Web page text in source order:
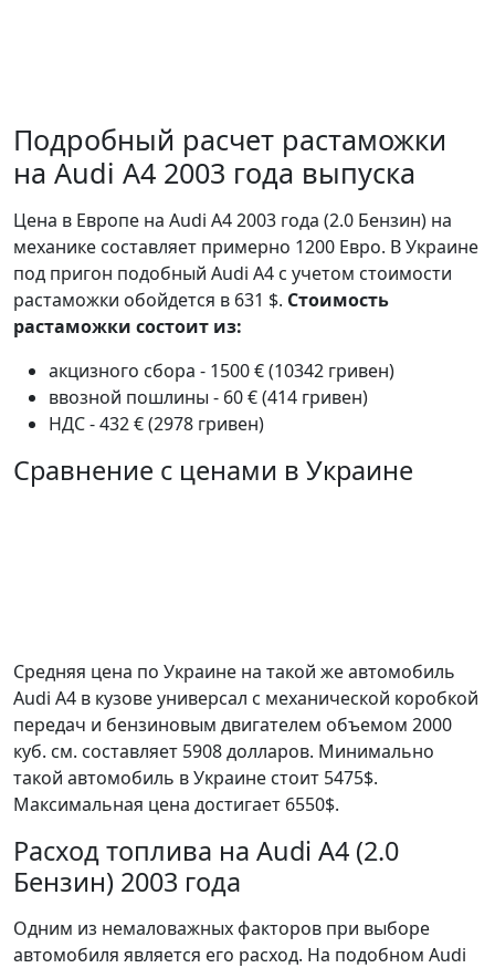
Подробный расчет растаможки
на Audi A4 2003 года выпуска
Цена в Европе на Audi A4 2003 года (2.0 Бензин) на
механике составляет примерно 1200 Евро. В Украине
под пригон подобный Audi A4 с учетом стоимости
растаможки обойдется в 631 $. Стоимость
растаможки состоит из:
акцизного сбора - 1500 € (10342 гривен)
ввозной пошлины - 60 € (414 гривен)
НДС - 432 € (2978 гривен)
Сравнение с ценами в Украине
Средняя цена по Украине на такой же автомобиль
Audi A4 в кузове универсал c механической коробкой
передач и бензиновым двигателем объемом 2000
куб. см. составляет 5908 долларов. Минимально
такой автомобиль в Украине стоит 5475$.
Максимальная цена достигает 6550$.
Расход топлива на Audi A4 (2.0
Бензин) 2003 года
Одним из немаловажных факторов при выборе
автомобиля является его расход. На подобном Audi